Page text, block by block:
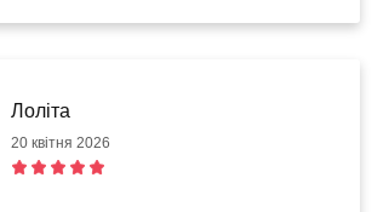
Лоліта
20 квітня 2026